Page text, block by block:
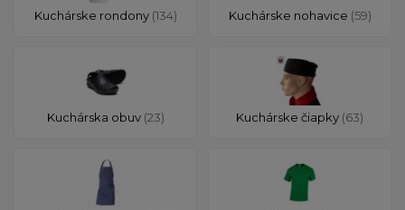
Kuchárske rondony (134) Kuchárske nohavice (59)
Kuchárska obuv (23) Kuchárske čiapky (63)